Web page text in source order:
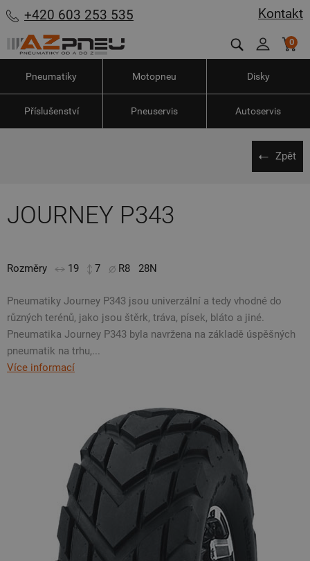
Kontakt
+420 603 253 535
0
Pneumatiky Motopneu Disky
Příslušenství Pneuservis Autoservis
Zpět
JOURNEY P343
Rozměry 19 7 R8 28N
Pneumatiky Journey P343 jsou univerzální a tedy vhodné do
různých terénů, jako jsou štěrk, tráva, písek, bláto a jiné.
Pneumatika Journey P343 byla navržena na základě úspěšných
pneumatik na trhu,...
Více informací